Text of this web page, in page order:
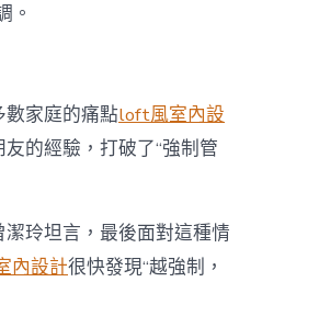
。
數家庭的痛點loft風室內設
的經驗，打破了“強制管
玲坦言，最後面對這種情
內設計很快發現“越強制，